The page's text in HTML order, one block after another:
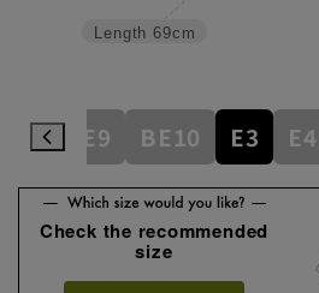
Length 69cm
BE9 BE10 E3 E4
Check the recommended
size